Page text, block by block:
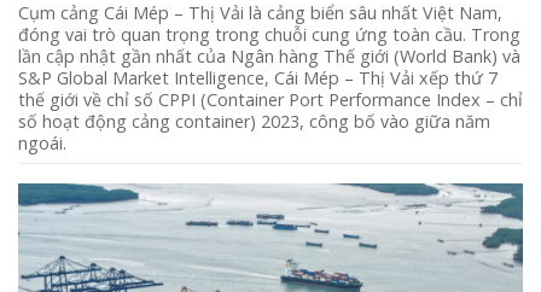
Cụm cảng Cái Mép – Thị Vải là cảng biển sâu nhất Việt Nam,
đóng vai trò quan trọng trong chuỗi cung ứng toàn cầu. Trong
lần cập nhật gần nhất của Ngân hàng Thế giới (World Bank) và
S&P Global Market Intelligence, Cái Mép – Thị Vải xếp thứ 7
thế giới về chỉ số CPPI (Container Port Performance Index – chỉ
số hoạt động cảng container) 2023, công bố vào giữa năm
ngoái.